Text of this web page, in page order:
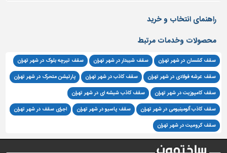
راهنمای انتخاب و خرید
محصولات وخدمات مرتبط
سقف کشسان در شهر تهران سقف شیبدار در شهر تهران سقف تیرچه بلوک در شهر تهران
سقف عرشه فولادی در شهر تهران سقف کاذب در شهر تهران پارتیشن متحرک در شهر تهران
سقف کامپوزیت در شهر تهران سقف کاذب شیشه ای در شهر تهران
سقف کاذب آلومینیومی در شهر تهران سقف پاسیو در شهر تهران اجرای سقف در شهر تهران
سقف کرومیت در شهر تهران